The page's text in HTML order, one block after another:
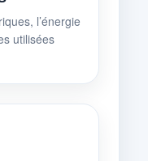
l’énergie
utilisées